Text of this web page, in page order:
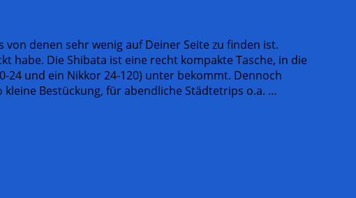
denen sehr wenig auf Deiner Seite zu finden ist.
habe. Die Shibata ist eine recht kompakte Tasche, in die
24 und ein Nikkor 24-120) unter bekommt. Dennoch
Bestückung, für abendliche Städtetrips o.a. …